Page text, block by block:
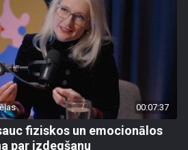
00:07:37
fiziskos un emocionālos
par izdegšanu